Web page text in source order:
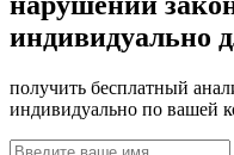
индивидуально
получить бесплатный
индивидуально по вашей